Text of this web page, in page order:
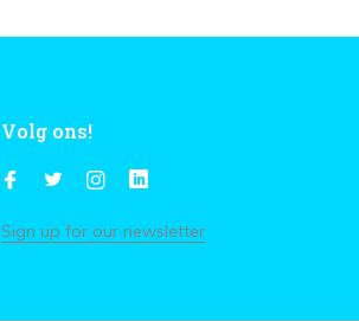
Volg ons!
Sign up for our newsletter